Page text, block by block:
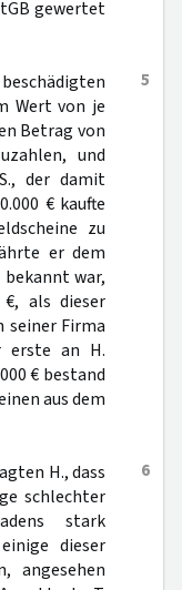
gewertet
5
Wert von je
Betrag von
und
der damit
€ kaufte
zu
er dem
war,
als dieser
seiner Firma
erste an H.
€ bestand
aus dem
6
H., dass
schlechter
stark
dieser
angesehen